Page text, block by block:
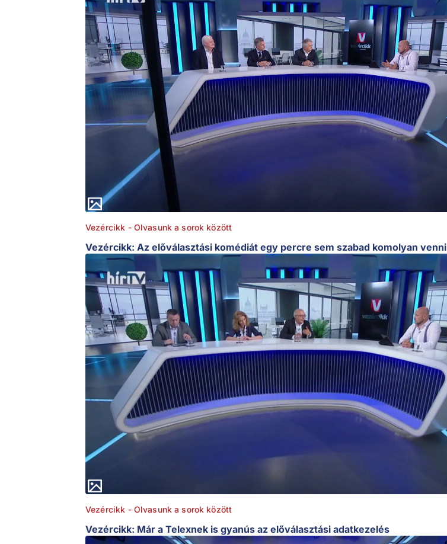
Vezércikk - Olvasunk a sorok között
Vezércikk: Az előválasztási komédiát egy percre sem szabad komolyan venni
Vezércikk - Olvasunk a sorok között
Vezércikk: Már a Telexnek is gyanús az előválasztási adatkezelés